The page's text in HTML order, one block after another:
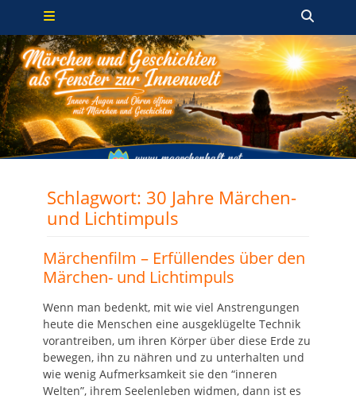
Zum
springen
Primäres Menü
Schlagwort: 30 Jahre Märchen-
und Lichtimpuls
Märchenfilm – Erfüllendes über den
Märchen- und Lichtimpuls
Wenn man bedenkt, mit wie viel Anstrengungen
heute die Menschen eine ausgeklügelte Technik
vorantreiben, um ihren Körper über diese Erde zu
bewegen, ihn zu nähren und zu unterhalten und
wie wenig Aufmerksamkeit sie den “inneren
Welten”, ihrem Seelenleben widmen, dann ist es